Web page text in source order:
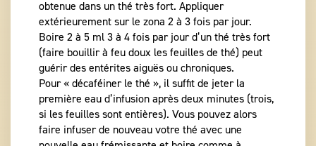
obtenue dans un thé très fort. Appliquer
extérieurement sur le zona 2 à 3 fois par jour.
Boire 2 à 5 ml 3 à 4 fois par jour d’un thé très fort
(faire bouillir à feu doux les feuilles de thé) peut
guérir des entérites aiguës ou chroniques.
Pour « décaféiner le thé », il suffit de jeter la
première eau d’infusion après deux minutes (trois,
si les feuilles sont entières). Vous pouvez alors
faire infuser de nouveau votre thé avec une